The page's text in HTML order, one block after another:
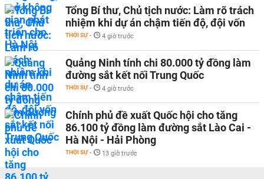
Tổng Bí thư, Chủ tịch nước: Làm rõ trách
nhiệm khi dự án chậm tiến độ, đội vốn
THỜI SỰ - 4 giờ trước
Quảng Ninh tính chi 80.000 tỷ đồng làm
đường sắt kết nối Trung Quốc
THỜI SỰ - 4 giờ trước
Chính phủ đề xuất Quốc hội cho tăng
86.100 tỷ đồng làm đường sắt Lào Cai -
Hà Nội - Hải Phòng
THỜI SỰ - 13 giờ trước